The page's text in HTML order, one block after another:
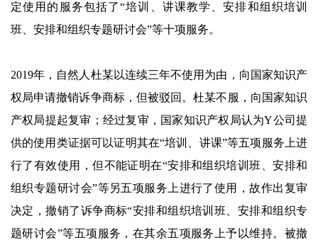
定使用的服务包括了“培训、讲课教学、安排和组织培训
班、安排和组织专题研讨会”等十项服务。
2019年，自然人杜某以连续三年不使用为由，向国家知识产
权局申请撤销诉争商标，但被驳回。杜某不服，向国家知识
产权局提起复审；经过复审，国家知识产权局认为Y公司提
供的使用类证据可以证明其在“培训、讲课”等五项服务上进
行了有效使用，但不能证明在“安排和组织培训班、安排和
组织专题研讨会”等另五项服务上进行了使用，故作出复审
决定，撤销了诉争商标“安排和组织培训班、安排和组织专
题研讨会”等五项服务，在其余五项服务上予以维持。被撤